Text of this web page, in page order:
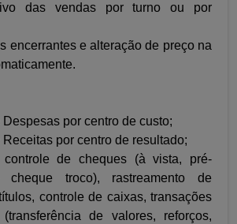
das vendas por turno ou por
encerrantes e alteração de preço na
por centro de custo;
por centro de resultado;
controle de cheques (à vista, pré-
cheque troco), rastreamento de
controle de caixas, transações
de valores, reforços,